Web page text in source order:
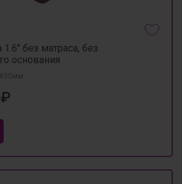
без матраса, без
основания